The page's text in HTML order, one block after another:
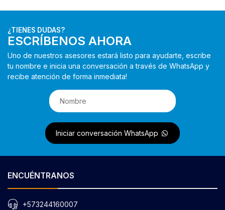
¿TIENES DUDAS?
ESCRÍBENOS AHORA
Uno de nuestros asesores estará listo para ayudarte, escribe
tu nombre e inicia una conversación a través de WhatsApp y
recibe atención de forma inmediata!
Iniciar conversación WhatsApp
ENCUÉNTRANOS
+573244160007